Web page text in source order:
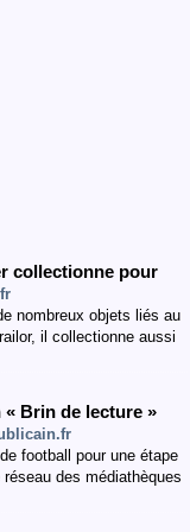
collectionne pour
nombreux objets liés au
il collectionne aussi
« Brin de lecture »
football pour une étape
des médiathèques